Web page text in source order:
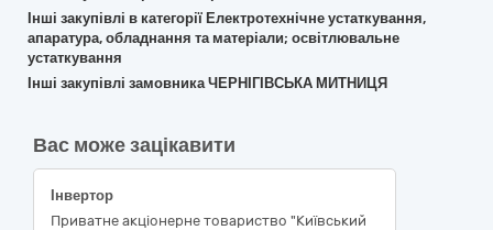
Інші закупівлі в категорії Електротехнічне устаткування,
апаратура, обладнання та матеріали; освітлювальне
устаткування
Інші закупівлі замовника ЧЕРНІГІВСЬКА МИТНИЦЯ
Вас може зацікавити
Інвертор
Приватне акціонерне товариство "Київський